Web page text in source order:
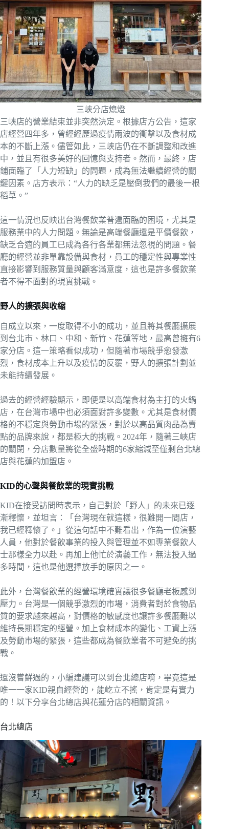
三峽分店熄燈
三峽店的營業結束並非突然決定。根據店方公告，這家
店經營四年多，曾經經歷過疫情兩波的衝擊以及食材成
本的不斷上漲。儘管如此，三峽店仍在不斷調整和改進
中，並且有很多美好的回憶與支持者。然而，最終，店
鋪面臨了「人力短缺」的問題，成為無法繼續經營的關
鍵因素。店方表示：“人力的缺乏是壓倒我們的最後一根
稻草。”
這一情況也反映出台灣餐飲業普遍面臨的困境，尤其是
服務業中的人力問題。無論是高端餐廳還是平價餐飲，
缺乏合適的員工已成為各行各業都無法忽視的問題。餐
廳的經營並非單靠設備與食材，員工的穩定性與專業性
直接影響到服務質量與顧客滿意度，這也是許多餐飲業
者不得不面對的現實挑戰。
野人的擴張與收縮
自成立以來，一度取得不小的成功，並且將其餐廳擴展
到台北市、林口、中和、新竹、花蓮等地，最高曾擁有6
家分店。這一策略看似成功，但隨著市場競爭愈發激
烈，食材成本上升以及疫情的反覆，野人的擴張計劃並
未能持續發展。
過去的經營經驗顯示，即便是以高端食材為主打的火鍋
店，在台灣市場中也必須面對許多變數。尤其是食材價
格的不穩定與勞動市場的緊張，對於以高品質肉品為賣
點的品牌來說，都是極大的挑戰。2024年，隨著三峽店
的關閉，分店數量將從全盛時期的6家縮減至僅剩台北總
店與花蓮的加盟店。
KID的心聲與餐飲業的現實挑戰
KID在接受訪問時表示，自己對於「野人」的未來已逐
漸釋懷，並坦言：「台灣現在就這樣，很難開一間店，
我已經釋懷了。」從這句話中不難看出，作為一位演藝
人員，他對於餐飲事業的投入與管理並不如專業餐飲人
士那樣全力以赴。再加上他忙於演藝工作，無法投入過
多時間，這也是他選擇放手的原因之一。
此外，台灣餐飲業的經營環境確實讓很多餐廳老板感到
壓力。台灣是一個競爭激烈的市場，消費者對於食物品
質的要求越來越高，對價格的敏感度也讓許多餐廳難以
維持長期穩定的經營。加上食材成本的變化、工資上漲
及勞動市場的緊張，這些都成為餐飲業者不可避免的挑
戰。
還沒嘗鮮過的，小編建議可以到台北總店唷，畢竟這是
唯一一家KID親自經營的，能屹立不搖，肯定是有實力
的！以下分享台北總店與花蓮分店的相關資訊。
台北總店